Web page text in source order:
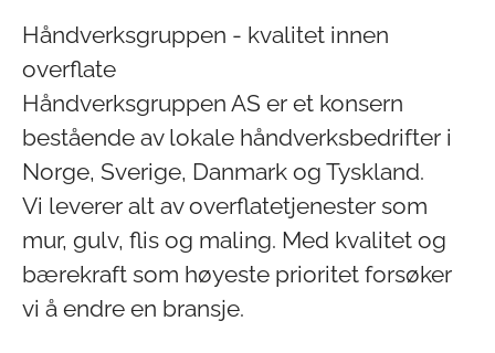
Håndverksgruppen - kvalitet innen
overflate
Håndverksgruppen AS er et konsern
bestående av lokale håndverksbedrifter i
Norge, Sverige, Danmark og Tyskland.
Vi leverer alt av overflatetjenester som
mur, gulv, flis og maling. Med kvalitet og
bærekraft som høyeste prioritet forsøker
vi å endre en bransje.